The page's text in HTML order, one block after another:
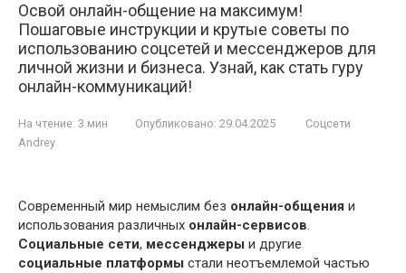
Освой онлайн-общение на максимум!
Пошаговые инструкции и крутые советы по
использованию соцсетей и мессенджеров для
личной жизни и бизнеса. Узнай, как стать гуру
онлайн-коммуникаций!
На чтение: 3 мин Опубликовано: 29.04.2025
Соцсети
Andrey
Современный мир немыслим без онлайн-общения и
использования различных онлайн-сервисов.
Социальные сети, мессенджеры и другие
социальные платформы стали неотъемлемой частью